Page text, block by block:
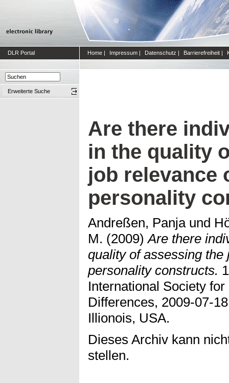
DLR Portal Home | Impressum | Datenschutz | Barrierefreiheit |
Erweiterte Suche
Are there
in the quality
job relevance
personality
Andreßen, Panjaund
M. (2009)Are there
quality of assessing
personality constructs.
International Society
Differences, 2009-07-
Illionois, USA.
Dieses Archiv kann
stellen.